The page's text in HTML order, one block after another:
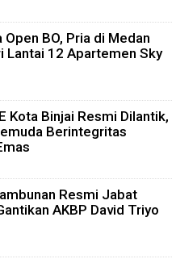
Open BO, Pria di Medan
Lantai 12 Apartemen Sky
Kota Binjai Resmi Dilantik,
Berintegritas
Resmi Jabat
AKBP David Triyo